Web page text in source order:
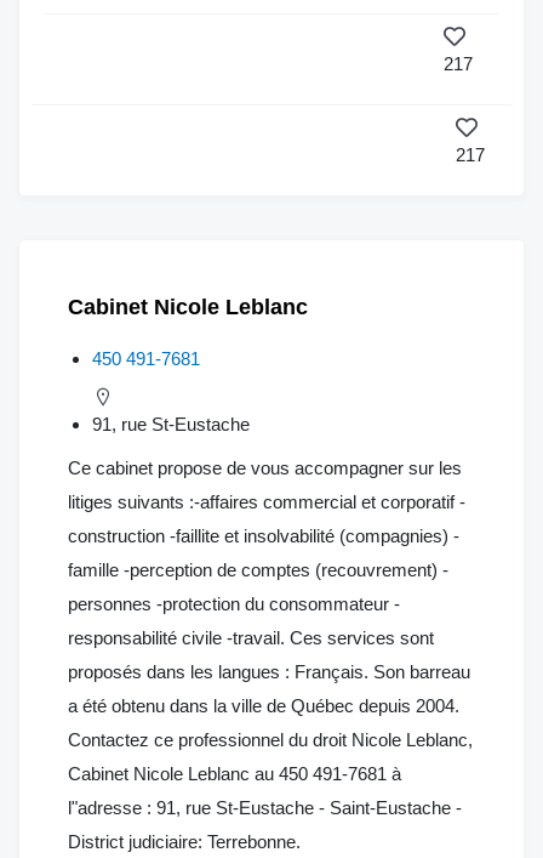
217
217
Cabinet Nicole Leblanc
450 491-7681
91, rue St-Eustache
Ce cabinet propose de vous accompagner sur les
litiges suivants :-affaires commercial et corporatif -
construction -faillite et insolvabilité (compagnies) -
famille -perception de comptes (recouvrement) -
personnes -protection du consommateur -
responsabilité civile -travail. Ces services sont
proposés dans les langues : Français. Son barreau
a été obtenu dans la ville de Québec depuis 2004.
Contactez ce professionnel du droit Nicole Leblanc,
Cabinet Nicole Leblanc au 450 491-7681 à
l"adresse : 91, rue St-Eustache - Saint-Eustache -
District judiciaire: Terrebonne.